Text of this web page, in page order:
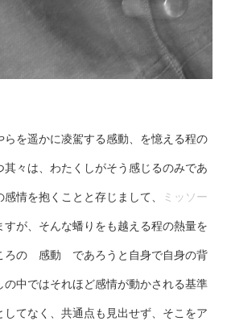
らを遥かに凌駕する感動、を憶える程の
々は、わたくしがそう感じるのみであ
情を抱くことと存じまして、 ミッソー
すが、そんな蟠りをも越える程の熱量を
ろの 感動 であろうと自身で自身の背
中ではそれほど感情が動かされる基準
してなく、共通点も見出せず、そこをア